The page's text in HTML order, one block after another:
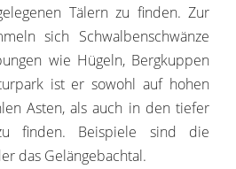
Tälern zu finden. Zur
sich Schwalbenschwänze
wie Hügeln, Bergkuppen
ist er sowohl auf hohen
Asten, als auch in den tiefer
finden. Beispiele sind die
das Gelängebachtal.